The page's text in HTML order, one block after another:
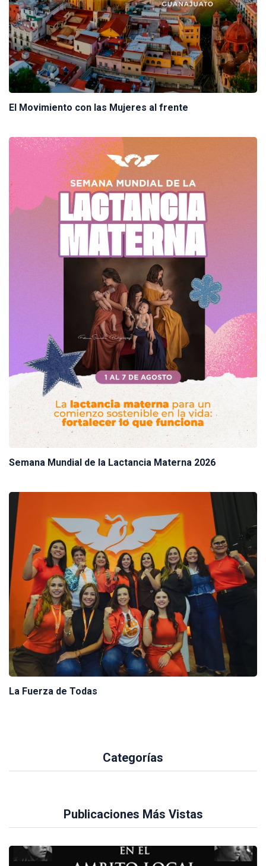
El Movimiento con las Mujeres al frente
Semana Mundial de la Lactancia Materna 2026
La Fuerza de Todas
Categorías
Publicaciones Más Vistas